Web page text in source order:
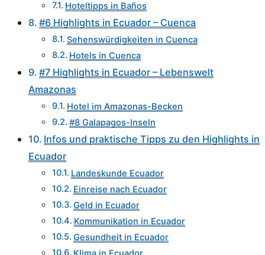
Hoteltipps in Baños
#6 Highlights in Ecuador – Cuenca
Sehenswürdigkeiten in Cuenca
Hotels in Cuenca
#7 Highlights in Ecuador – Lebenswelt
Amazonas
Hotel im Amazonas-Becken
#8 Galapagos-Inseln
Infos und praktische Tipps zu den Highlights in
Ecuador
Landeskunde Ecuador
Einreise nach Ecuador
Geld in Ecuador
Kommunikation in Ecuador
Gesundheit in Ecuador